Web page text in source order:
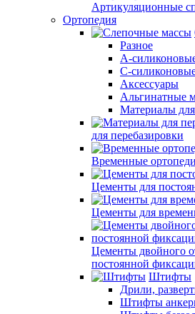
Артикуляционные
Ортопедия
Разное
А-
С-
Аксессуары
Альгинатные
Материалы
для перебазировки
Временные
Цементы для
Цементы для
Цементы двойного
постоянной
Штифты
Дрили,
Штифты